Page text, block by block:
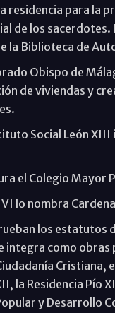
residencia para la
de los sacerdotes.
la Biblioteca de
Obispo de
de viviendas y
Social León XIII
el Colegio Mayor
lo nombra
los estatutos
integra como obras
Cristiana,
la Residencia Pío
y Desarrollo